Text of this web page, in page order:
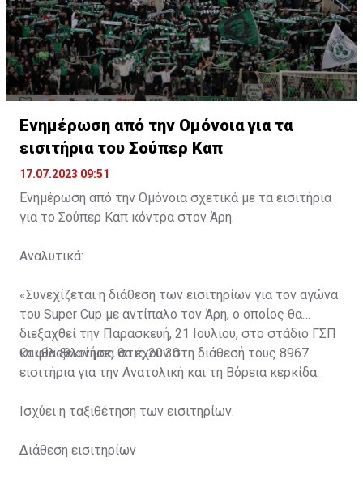
Ενημέρωση από την Ομόνοια για τα
εισιτήρια του Σούπερ Καπ
17.07.2023 09:51
Ενημέρωση από την Ομόνοια σχετικά με τα εισιτήρια
για το Σούπερ Καπ κόντρα στον Άρη.
Αναλυτικά:
«Συνεχίζεται η διάθεση των εισιτηρίων για τον αγώνα
του Super Cup με αντίπαλο τον Άρη, ο οποίος θα
διεξαχθεί την Παρασκευή, 21 Ιουλίου, στο στάδιο ΓΣΠ
και θα ξεκινήσει στις 20:30.
Οι φίλαθλοί μας θα έχουν στη διάθεσή τους 8967
εισιτήρια για την Ανατολική και τη Βόρεια κερκίδα.
Ισχύει η ταξιθέτηση των εισιτηρίων.
Διάθεση εισιτηρίων